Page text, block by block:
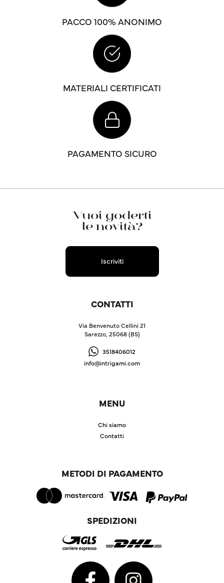
PACCO 100% ANONIMO
MATERIALI CERTIFICATI
PAGAMENTO SICURO
Vuoi goderti
le novità?
Iscriviti
CONTATTI
Via Benvenuto Cellini 21
Sarezzo, 25068 (BS)
3518406012
info@intrigami.com
MENU
Chi siamo
Contatti
METODI DI PAGAMENTO
SPEDIZIONI